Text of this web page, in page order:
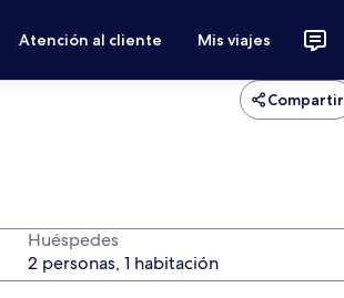
Atención al cliente Mis viajes
Compartir
Huéspedes